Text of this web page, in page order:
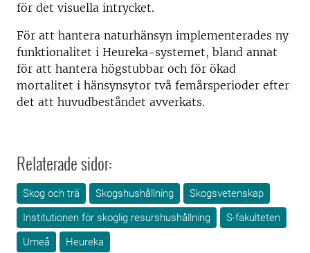
för det visuella intrycket.
För att hantera naturhänsyn implementerades ny
funktionalitet i Heureka-systemet, bland annat
för att hantera högstubbar och för ökad
mortalitet i hänsynsytor två femårsperioder efter
det att huvudbeståndet avverkats.
Relaterade sidor:
Skog och trä Skogshushållning
Skogsvetenskap
Institutionen för skoglig resurshushållning
S-fakulteten
Umeå
Heureka